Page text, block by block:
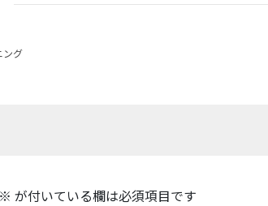
ング
※ が付いている欄は必須項目です